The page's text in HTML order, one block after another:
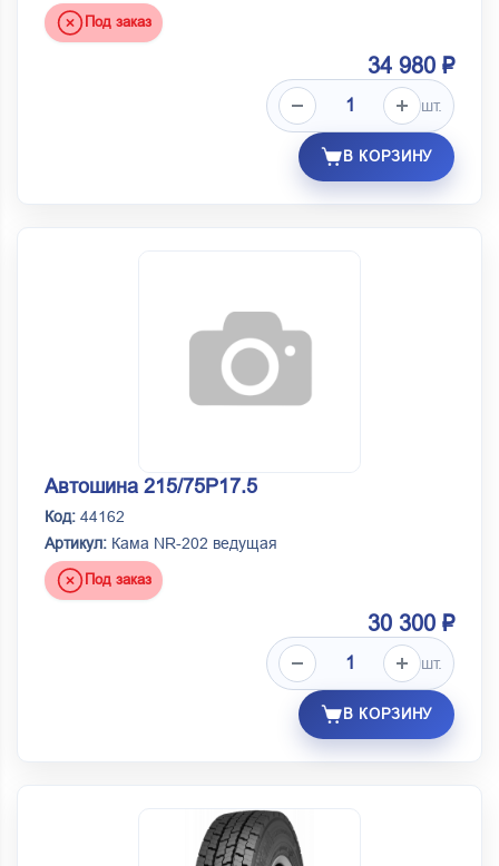
Под заказ
34 980 ₽
шт.
В КОРЗИНУ
Автошина 215/75Р17.5
Код: 44162
Артикул: Кама NR-202 ведущая
Под заказ
30 300 ₽
шт.
В КОРЗИНУ